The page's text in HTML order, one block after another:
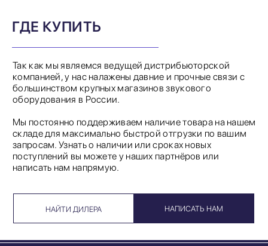
ГДЕ КУПИТЬ
Так как мы являемся ведущей дистрибьюторской
компанией, у нас налажены давние и прочные связи с
большинством крупных магазинов звукового
оборудования в России.
Мы постоянно поддерживаем наличие товара на нашем
складе для максимально быстрой отгрузки по вашим
запросам. Узнать о наличии или сроках новых
поступлений вы можете у наших партнёров или
написать нам напрямую.
НАЙТИ ДИЛЕРА НАПИСАТЬ НАМ